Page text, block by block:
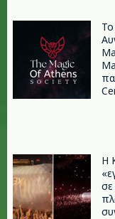
H
σε